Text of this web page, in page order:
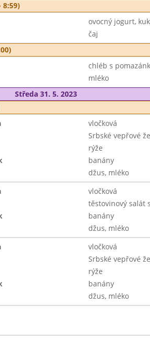
8:59)
ovocný jogurt,
čaj
chléb s
mléko
Středa 31. 5. 2023
vločková
Srbské vepřové
rýže
banány
džus, mléko
vločková
těstovinový salát
banány
džus, mléko
vločková
Srbské vepřové
rýže
banány
džus, mléko